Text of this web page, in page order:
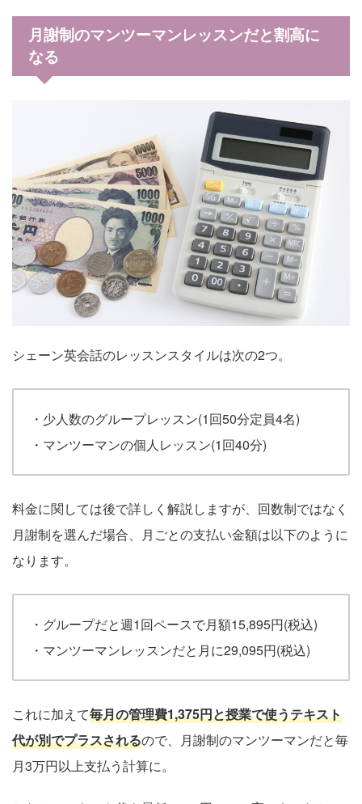
月謝制のマンツーマンレッスンだと割高に
なる
シェーン英会話のレッスンスタイルは次の2つ。
・少人数のグループレッスン(1回50分定員4名)
・マンツーマンの個人レッスン(1回40分)
料金に関しては後で詳しく解説しますが、回数制ではなく
月謝制を選んだ場合、月ごとの支払い金額は以下のように
なります。
・グループだと週1回ペースで月額15,895円(税込)
・マンツーマンレッスンだと月に29,095円(税込)
これに加えて毎月の管理費1,375円と授業で使うテキスト
代が別でプラスされるので、月謝制のマンツーマンだと毎
月3万円以上支払う計算に。